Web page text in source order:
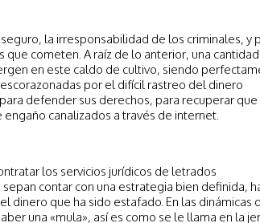
la irresponsabilidad de los criminales, y
cometen. A raíz de lo anterior, una cantidad
en este caldo de cultivo, siendo
por el difícil rastreo del dinero
defender sus derechos, para recuperar que
canalizados a través de internet.
los servicios jurídicos de letrados
contar con una estrategia bien definida,
dinero que ha sido estafado. En las dinámicas
una «mula», así es como se le llama en la